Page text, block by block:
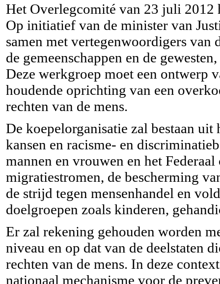
Het Overlegcomité van 23 juli 2012
Op initiatief van de minister van
samen met vertegenwoordigers van
de gemeenschappen en de
Deze werkgroep moet een ontwerp
houdende oprichting van een
rechten van de mens.
De koepelorganisatie zal bestaan
kansen en racisme- en
mannen en vrouwen en het
migratiestromen, de bescherming
de strijd tegen mensenhandel en
doelgroepen zoals kinderen,
Er zal rekening gehouden worden
niveau en op dat van de deelstaten
rechten van de mens. In deze
nationaal mechanisme voor de